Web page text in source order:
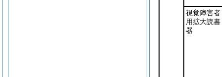
視覚障害者
用拡大読書
器